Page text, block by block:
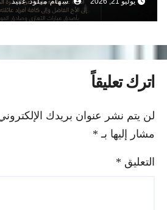
اترك تعليقاً
لن يتم نشر عنوان بريدك الإلكتروني.
مشار إليها بـ *
التعليق*